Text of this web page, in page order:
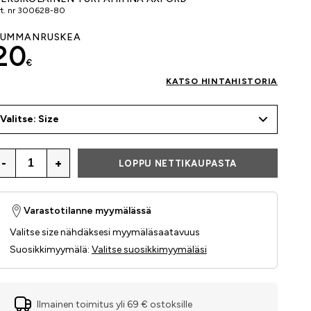
nr 300628-80
€
KATSO HINTAHISTORIA
Valitse: Size
- + LOPPU NETTIKAUPASTA
Varastotilanne myymälässä
Valitse size nähdäksesi myymäläsaatavuus
Suosikkimyymälä: Valitse suosikkimyymäläsi
Ilmainen toimitus yli 69 € ostoksille